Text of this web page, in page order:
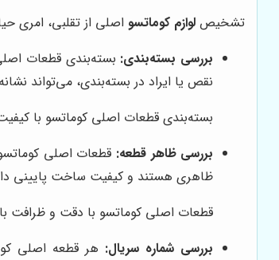
تشخیص لوازم کوماتسواصلی از تقلبی، امری
بررسی بسته‌بندی: بسته‌بندی قطعات
نقص یا ایراد در بسته‌بندی، می‌تواند
بسته‌بندی قطعات اصلی کوماتسو با
بررسی ظاهر قطعه: قطعات اصلی
ظاهری هستند و کیفیت ساخت پایینی
قطعات اصلی کوماتسو با دقت و ظرافت
بررسی شماره سریال: هر قطعه اصلی